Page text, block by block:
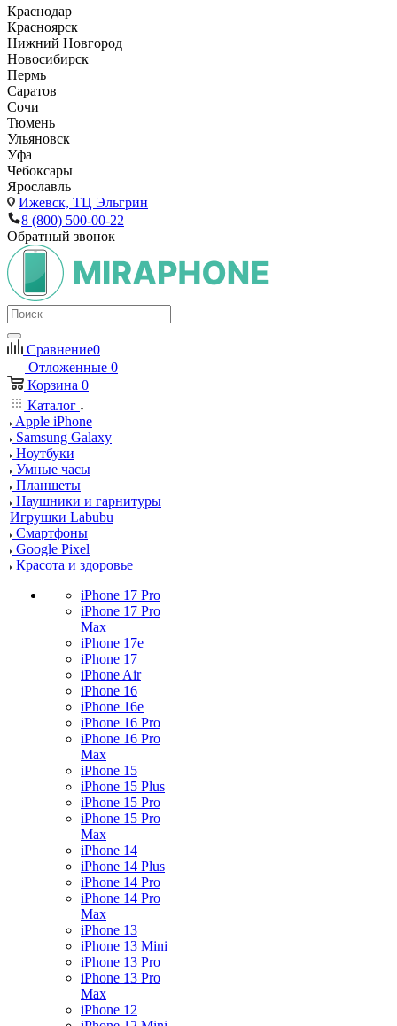
Краснодар
Красноярск
Нижний Новгород
Новосибирск
Пермь
Саратов
Сочи
Тюмень
Ульяновск
Уфа
Чебоксары
Ярославль
Ижевск, ТЦ Эльгрин
8 (800) 500-00-22
Обратный звонок
Сравнение0
Отложенные 0
Корзина 0
Каталог
Apple iPhone
Samsung Galaxy
Ноутбуки
Умные часы
Планшеты
Наушники и гарнитуры
Игрушки Labubu
Смартфоны
Google Pixel
Красота и здоровье
iPhone 17 Pro
iPhone 17 Pro
Max
iPhone 17e
iPhone 17
iPhone Air
iPhone 16
iPhone 16e
iPhone 16 Pro
iPhone 16 Pro
Max
iPhone 15
iPhone 15 Plus
iPhone 15 Pro
iPhone 15 Pro
Max
iPhone 14
iPhone 14 Plus
iPhone 14 Pro
iPhone 14 Pro
Max
iPhone 13
iPhone 13 Mini
iPhone 13 Pro
iPhone 13 Pro
Max
iPhone 12